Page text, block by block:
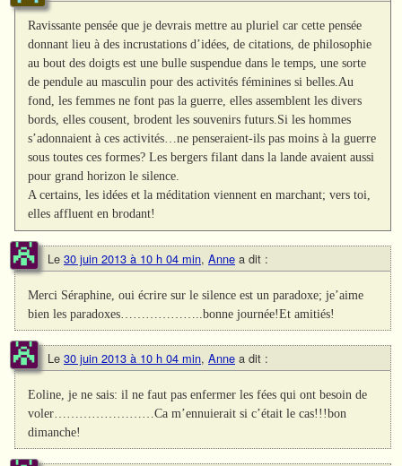
Ravissante pensée que je devrais mettre au pluriel car cette pensée
donnant lieu à des incrustations d’idées, de citations, de philosophie
au bout des doigts est une bulle suspendue dans le temps, une sorte
de pendule au masculin pour des activités féminines si belles.Au
fond, les femmes ne font pas la guerre, elles assemblent les divers
bords, elles cousent, brodent les souvenirs futurs.Si les hommes
s’adonnaient à ces activités…ne penseraient-ils pas moins à la guerre
sous toutes ces formes? Les bergers filant dans la lande avaient aussi
pour grand horizon le silence.
A certains, les idées et la méditation viennent en marchant; vers toi,
elles affluent en brodant!
Le 30 juin 2013 à 10 h 04 min, Anne a dit :
Merci Séraphine, oui écrire sur le silence est un paradoxe; je’aime
bien les paradoxes………………..bonne journée!Et amitiés!
Le 30 juin 2013 à 10 h 04 min, Anne a dit :
Eoline, je ne sais: il ne faut pas enfermer les fées qui ont besoin de
voler……………………Ca m’ennuierait si c’était le cas!!!bon
dimanche!